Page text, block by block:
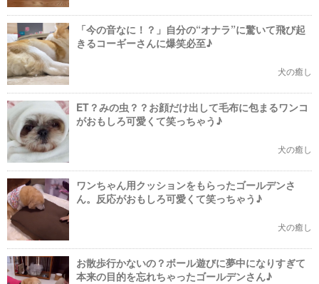
「今の音なに！？」自分の“オナラ”に驚いて飛び起
きるコーギーさんに爆笑必至♪
犬の癒し
ET？みの虫？？お顔だけ出して毛布に包まるワンコ
がおもしろ可愛くて笑っちゃう♪
犬の癒し
ワンちゃん用クッションをもらったゴールデンさ
ん。反応がおもしろ可愛くて笑っちゃう♪
犬の癒し
お散歩行かないの？ボール遊びに夢中になりすぎて
本来の目的を忘れちゃったゴールデンさん♪